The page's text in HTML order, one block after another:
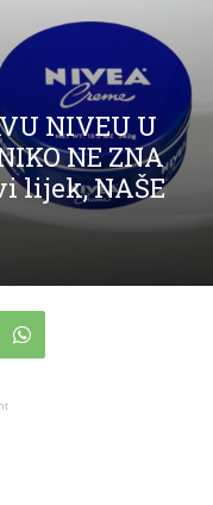
NIVEU U
NE ZNA
lijek, NAŠE